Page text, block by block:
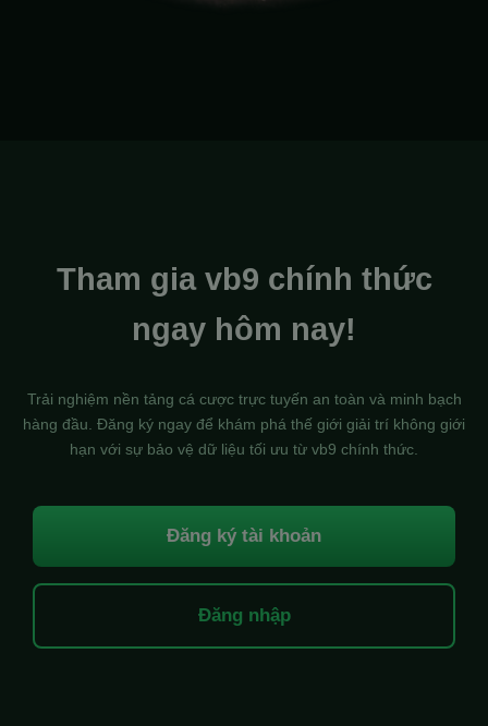
Tham gia vb9 chính thức
ngay hôm nay!
Trải nghiệm nền tảng cá cược trực tuyến an toàn và minh bạch
hàng đầu. Đăng ký ngay để khám phá thế giới giải trí không giới
hạn với sự bảo vệ dữ liệu tối ưu từ vb9 chính thức.
Đăng ký tài khoản
Đăng nhập